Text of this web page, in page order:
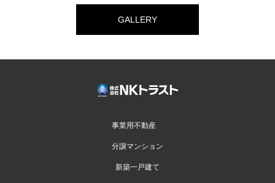
GALLERY
事業用不動産
分譲マンション
新築一戸建て